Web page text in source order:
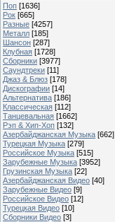
Поп [1636]
Рок [665]
Разные [4257]
Металл [185]
Шансон [287]
Клубная [1728]
Сборники [3977]
Саундтреки [11]
Джаз & Блюз [178]
Дискографии [14]
Альтернатива [186]
Классическая [112]
Танцевальная [1662]
Рэп & Хип-Хоп [132]
Азербайджанская Музыка [662]
Турецкая Музыка [279]
Российское Музыка [515]
Зарубежные Музыка [3952]
Грузинская Музыка [22]
Азербайджанская Видео [40]
Зарубежные Видео [9]
Российское Видео [12]
Турецкая Видео [10]
Сборники Видео [3]